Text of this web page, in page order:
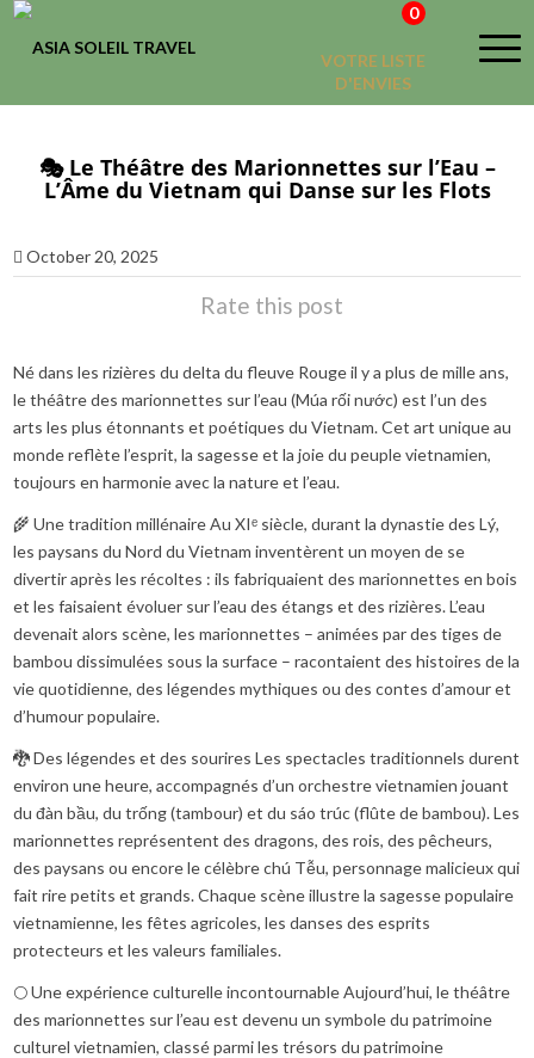
VOTRE LISTE
D'ENVIES
0
🎭 Le Théâtre des Marionnettes sur l’Eau –
L’Âme du Vietnam qui Danse sur les Flots
October 20, 2025
Rate this post
Né dans les rizières du delta du fleuve Rouge il y a plus de mille ans,
le théâtre des marionnettes sur l’eau (Múa rối nước) est l’un des
arts les plus étonnants et poétiques du Vietnam. Cet art unique au
monde reflète l’esprit, la sagesse et la joie du peuple vietnamien,
toujours en harmonie avec la nature et l’eau.
🌾 Une tradition millénaire Au XIᵉ siècle, durant la dynastie des Lý,
les paysans du Nord du Vietnam inventèrent un moyen de se
divertir après les récoltes : ils fabriquaient des marionnettes en bois
et les faisaient évoluer sur l’eau des étangs et des rizières. L’eau
devenait alors scène, les marionnettes – animées par des tiges de
bambou dissimulées sous la surface – racontaient des histoires de la
vie quotidienne, des légendes mythiques ou des contes d’amour et
d’humour populaire.
🐉 Des légendes et des sourires Les spectacles traditionnels durent
environ une heure, accompagnés d’un orchestre vietnamien jouant
du đàn bầu, du trống (tambour) et du sáo trúc (flûte de bambou). Les
marionnettes représentent des dragons, des rois, des pêcheurs,
des paysans ou encore le célèbre chú Tễu, personnage malicieux qui
fait rire petits et grands. Chaque scène illustre la sagesse populaire
vietnamienne, les fêtes agricoles, les danses des esprits
protecteurs et les valeurs familiales.
🌕 Une expérience culturelle incontournable Aujourd’hui, le théâtre
des marionnettes sur l’eau est devenu un symbole du patrimoine
culturel vietnamien, classé parmi les trésors du patrimoine